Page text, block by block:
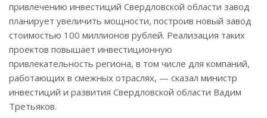
привлечению инвестиций Свердловской области завод
планирует увеличить мощности, построив новый завод
стоимостью 100 миллионов рублей. Реализация таких
проектов повышает инвестиционную
привлекательность региона, в том числе для компаний,
работающих в смежных отраслях, — сказал министр
инвестиций и развития Свердловской области Вадим
Третьяков.